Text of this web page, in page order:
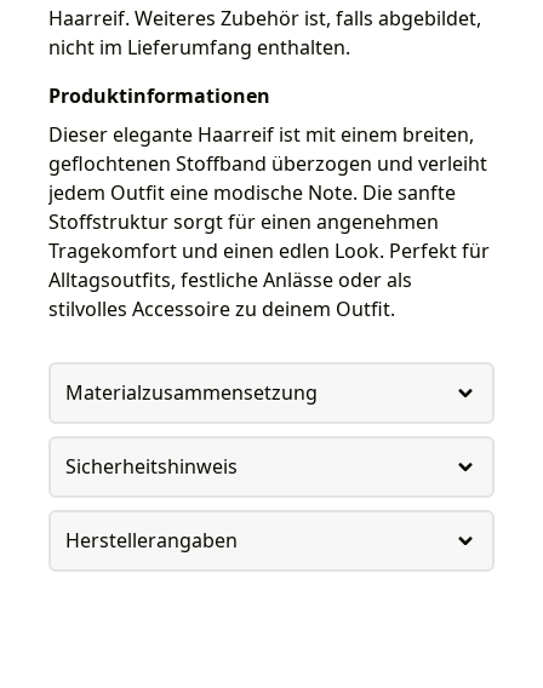
Haarreif. Weiteres Zubehör ist, falls abgebildet,
nicht im Lieferumfang enthalten.
Produktinformationen
Dieser elegante Haarreif ist mit einem breiten,
geflochtenen Stoffband überzogen und verleiht
jedem Outfit eine modische Note. Die sanfte
Stoffstruktur sorgt für einen angenehmen
Tragekomfort und einen edlen Look. Perfekt für
Alltagsoutfits, festliche Anlässe oder als
stilvolles Accessoire zu deinem Outfit.
Materialzusammensetzung
Sicherheitshinweis
Herstellerangaben